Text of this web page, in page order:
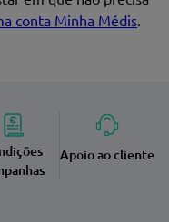
conta Minha Médis.
Apoio ao cliente